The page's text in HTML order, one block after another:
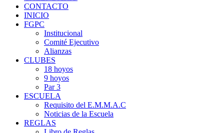
CONTACTO
INICIO
FGPC
Institucional
Comité Ejecutivo
Alianzas
CLUBES
18 hoyos
9 hoyos
Par 3
ESCUELA
Requisito del E.M.M.A.C
Noticias de la Escuela
REGLAS